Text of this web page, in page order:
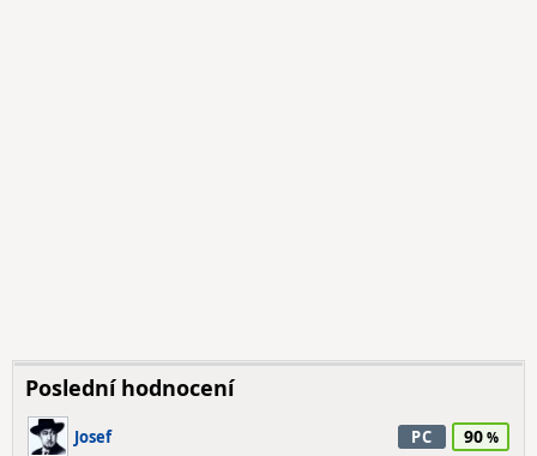
Poslední hodnocení
Josef PC 90